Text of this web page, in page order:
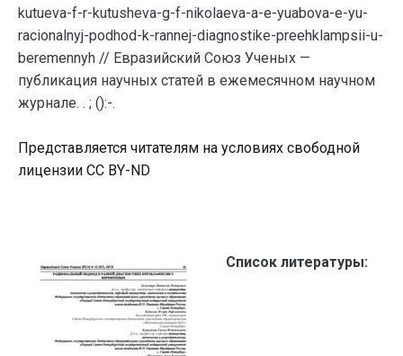
kutueva-f-r-kutusheva-g-f-nikolaeva-a-e-yuabova-e-yu-
racionalnyj-podhod-k-rannej-diagnostike-preehklampsii-u-
beremennyh // Евразийский Союз Ученых —
публикация научных статей в ежемесячном научном
журнале. . ; ():-.
Представляется читателям на условиях свободной
лицензии CC BY-ND
Список литературы: